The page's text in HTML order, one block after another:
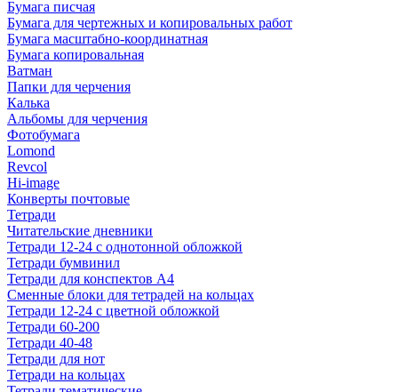
Бумага писчая
Бумага для чертежных и копировальных работ
Бумага масштабно-координатная
Бумага копировальная
Ватман
Папки для черчения
Калька
Альбомы для черчения
Фотобумага
Lomond
Revcol
Hi-image
Конверты почтовые
Тетради
Читательские дневники
Тетради 12-24 с однотонной обложкой
Тетради бумвинил
Тетради для конспектов А4
Сменные блоки для тетрадей на кольцах
Тетради 12-24 с цветной обложкой
Тетради 60-200
Тетради 40-48
Тетради для нот
Тетради на кольцах